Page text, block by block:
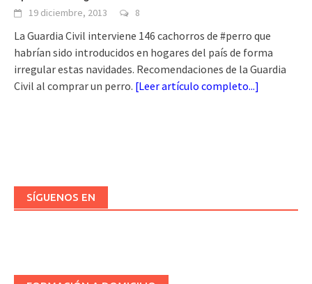
19 diciembre, 2013 8
La Guardia Civil interviene 146 cachorros de #perro que
habrían sido introducidos en hogares del país de forma
irregular estas navidades. Recomendaciones de la Guardia
Civil al comprar un perro. [Leer artículo completo...]
SÍGUENOS EN